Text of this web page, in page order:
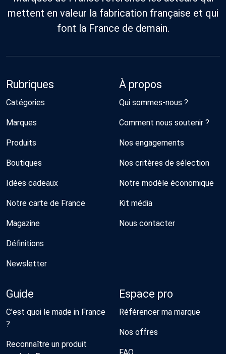
mettent en valeur la fabrication française et qui
font la France de demain.
Rubriques
Catégories
Marques
Produits
Boutiques
Idées cadeaux
Notre carte de France
Magazine
Définitions
Newsletter
À propos
Qui sommes-nous ?
Comment nous soutenir ?
Nos engagements
Nos critères de sélection
Notre modèle économique
Kit média
Nous contacter
Guide
C'est quoi le made in France
?
Reconnaître un produit
Espace pro
Référencer ma marque
Nos offres